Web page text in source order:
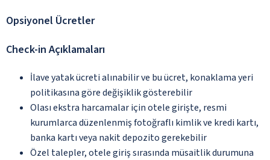
Opsiyonel Ücretler
Check-in Açıklamaları
İlave yatak ücreti alınabilir ve bu ücret, konaklama yeri
politikasına göre değişiklik gösterebilir
Olası ekstra harcamalar için otele girişte, resmi
kurumlarca düzenlenmiş fotoğraflı kimlik ve kredi kartı,
banka kartı veya nakit depozito gerekebilir
Özel talepler, otele giriş sırasında müsaitlik durumuna